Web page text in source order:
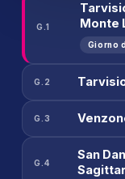
G.1
Monte
Giorno
G.2
G.3
G.4
San